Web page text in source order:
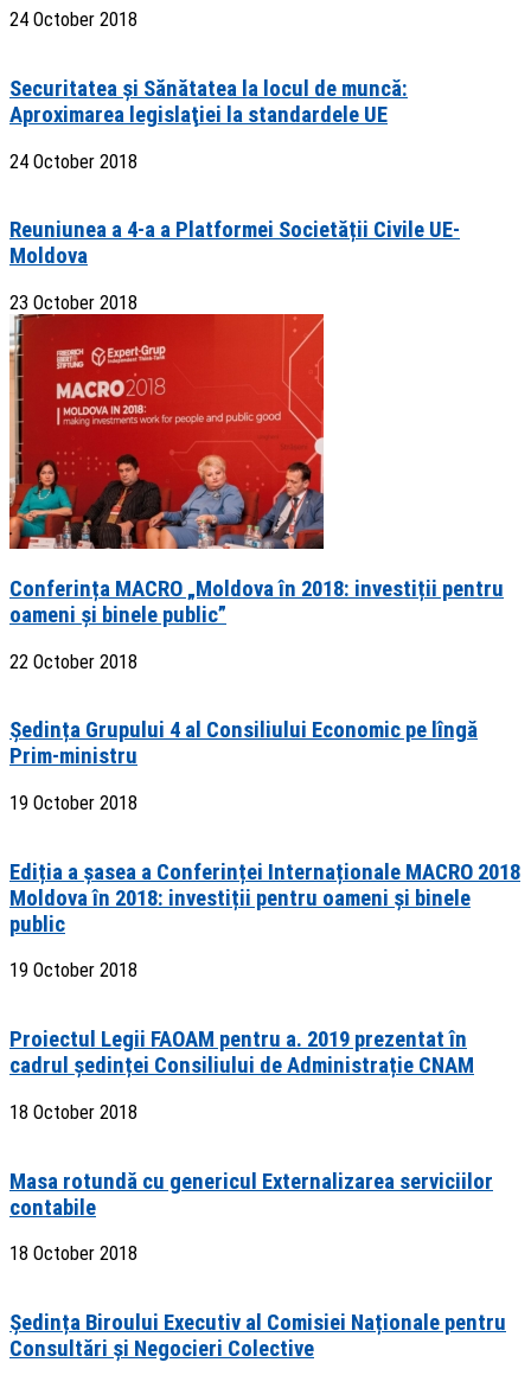
24 October 2018
Securitatea şi Sănătatea la locul de muncă:
Aproximarea legislaţiei la standardele UE
24 October 2018
Reuniunea a 4-a a Platformei Societății Civile UE-
Moldova
23 October 2018
Conferința MACRO „Moldova în 2018: investiții pentru
oameni și binele public”
22 October 2018
Ședința Grupului 4 al Consiliului Economic pe lîngă
Prim-ministru
19 October 2018
Ediția a șasea a Conferinței Internaționale MACRO 2018
Moldova în 2018: investiții pentru oameni și binele
public
19 October 2018
Proiectul Legii FAOAM pentru a. 2019 prezentat în
cadrul ședinței Consiliului de Administrație CNAM
18 October 2018
Masa rotundă cu genericul Externalizarea serviciilor
contabile
18 October 2018
Ședința Biroului Executiv al Comisiei Naționale pentru
Consultări și Negocieri Colective